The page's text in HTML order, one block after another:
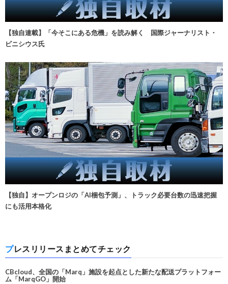
【独自連載】「今そこにある危機」を読み解く 国際ジャーナリスト・
ビニシウス氏
【独自】オープンロジの「AI梱包予測」、トラック必要台数の迅速把握
にも活用本格化
プレスリリースまとめてチェック
CBcloud、全国の「Marq」施設を起点とした新たな配送プラットフォー
ム「MarqGO」開始